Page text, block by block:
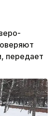
передает